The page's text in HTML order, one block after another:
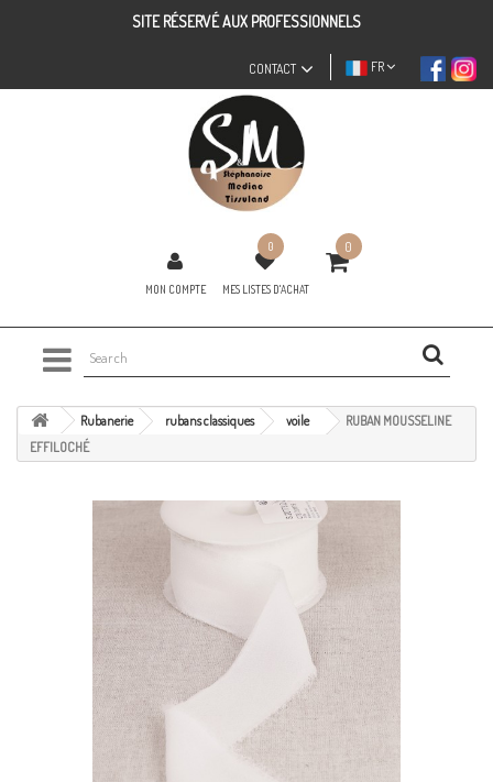
SITE RÉSERVÉ AUX PROFESSIONNELS
FR
CONTACT
MON COMPTE
0
MES LISTES D'ACHAT
0
Rubanerie rubans classiques voile
RUBAN MOUSSELINE
EFFILOCHÉ